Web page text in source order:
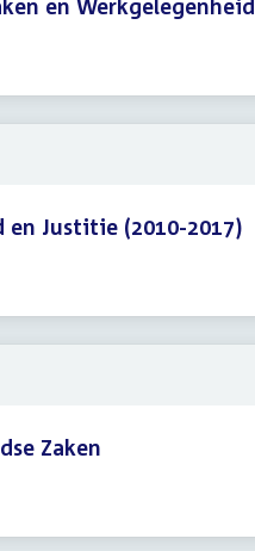
en Werkgelegenheid
Justitie (2010-2017)
Zaken